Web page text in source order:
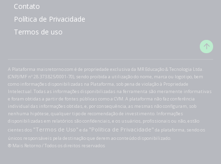
Contato
Política de Privacidade
Termos de uso
A Plataforma maisretorno.com é de propriedade exclusiva da MR Educação & Tecnologia Ltda.
(CNPJ/MF nº 28.373.825/0001-70), sendo proibida a utilização do nome, marca ou logotipo, bem
como informações disponibilizadas na Plataforma, sob pena de violação à Propriedade
Intelectual. Todas as informações disponibilizadas na ferramenta são meramente informativas
e foram obtidas a partir de fontes públicas como a CVM. A plataforma não faz conferência
individual das informações obtidas, e, por consequência, as mesmas não configuram, sob
nenhuma hipótese, qualquer tipo de recomendação de investimento. Informações
disponibilizadas em relatórios são confidenciais, e os usuários, profissionais ou não, estão
cientes dos "Termos de Uso" e da "Política de Privacidade" da plataforma, sendo os
únicos responsáveis pela destinação que derem ao conteúdo disponibilizado.
®️ Mais Retorno / Todos os direitos reservados